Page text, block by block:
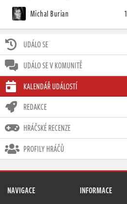
UDÁLO SE
UDÁLO SE V KOMUNITĚ
KALENDÁŘ UDÁLOSTÍ
REDAKCE
HRÁČSKÉ RECENZE
PROFILY HRÁČŮ
Michal Burian
NAVIGACE INFORMACE